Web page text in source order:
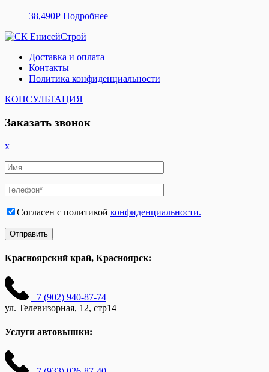
38,490Р Подробнее
Доставка и оплата
Контакты
Политика конфиденциальности
КОНСУЛЬТАЦИЯ
Заказать звонок
x
Согласен с политикой конфиденциальности.
Красноярский край, Красноярск:
+7 (902) 940-87-74
ул. Телевизорная, 12, стр14
Услуги автовышки: